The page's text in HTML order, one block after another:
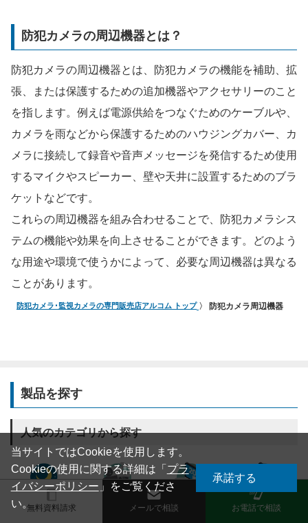
防犯カメラの周辺機器とは？
防犯カメラの周辺機器とは、防犯カメラの機能を補助、拡
張、または保護するための追加機器やアクセサリーのこと
を指します。例えば電源供給をつなぐためのケーブルや、
カメラを雨などから保護するためのハウジングカバー、カ
メラに接続して録音や音声メッセージを発信するため使用
するマイクやスピーカー、壁や天井に設置するためのブラ
ケットなどです。
これらの周辺機器を組み合わせることで、防犯カメラシス
テムの機能や効果を向上させることができます。どのよう
な用途や環境で使うかによって、必要な周辺機器は異なる
ことがあります。
防犯カメラ･監視カメラの専門販売店アルコム トップ 防犯カメラ周辺機器
製品を探す
人気のカテゴリから探す
おすすめ お得なセット IPカメラ 同軸カメラ
無料資料請求 メールで相談 お電話で相談
当サイトではCookieを使用します。
Cookieの使用に関する詳細は「 プラ
イバシーポリシー 」をご覧くださ
い。
承諾する